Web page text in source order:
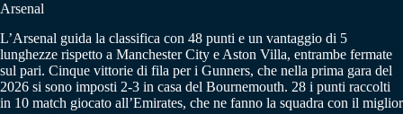
Arsenal
L’Arsenal guida la classifica con 48 punti e un vantaggio di 5
lunghezze rispetto a Manchester City e Aston Villa, entrambe fermate
sul pari. Cinque vittorie di fila per i Gunners, che nella prima gara del
2026 si sono imposti 2-3 in casa del Bournemouth. 28 i punti raccolti
in 10 match giocato all’Emirates, che ne fanno la squadra con il miglior